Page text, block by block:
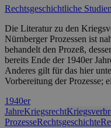
Rechtsgeschichtliche Studien
Die Literatur zu den
Nürnberger Prozessen ist
behandelt den Prozeß,
bereits Ende der 1940er
Anderes gilt für das hier
Vorbereitung der Prozesse;
1940er
JahreKriegsrecht
ProzesseRechtsgeschichte